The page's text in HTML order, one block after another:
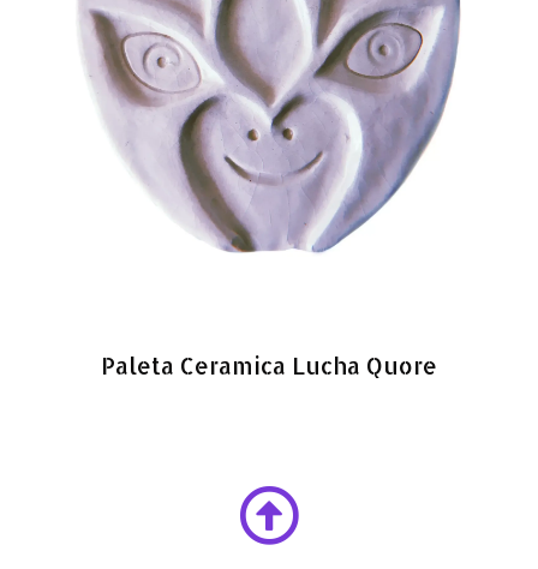
Paleta Ceramica Lucha Quore